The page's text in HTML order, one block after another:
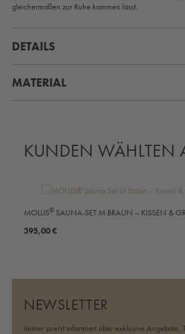
gleichermaßen zur Ruhe kommen lässt.
DETAILS
MATERIAL
KUNDEN WÄHLTEN
MOLLIS® SAUNA-SET M BRAUN – KISSEN &
395,00 €
NEWSLETTER
Immer zuerst informiert über exklusive Angebote,